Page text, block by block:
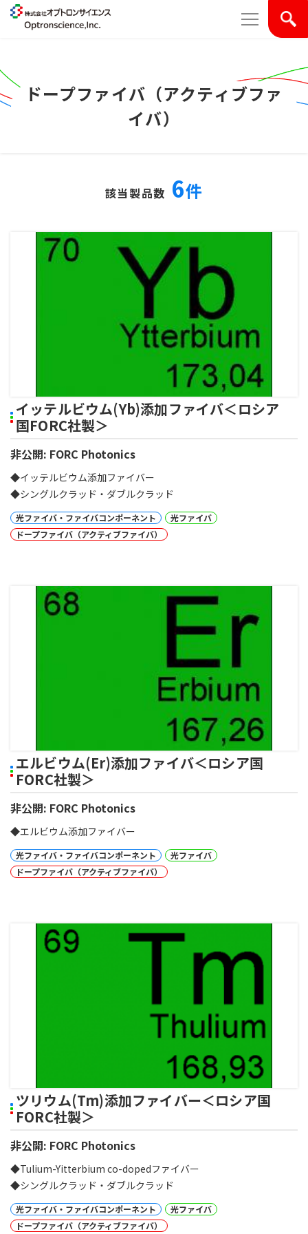
ドープファイバ（アクティブファ
イバ）
該当製品数 6件
イッテルビウム(Yb)添加ファイバ＜ロシア
国FORC社製＞
非公開: FORC Photonics
◆イッテルビウム添加ファイバー
◆シングルクラッド・ダブルクラッド
光ファイバ・ファイバコンポーネント
光ファイバ
ドープファイバ（アクティブファイバ）
エルビウム(Er)添加ファイバ＜ロシア国
FORC社製＞
非公開: FORC Photonics
◆エルビウム添加ファイバー
光ファイバ・ファイバコンポーネント
光ファイバ
ドープファイバ（アクティブファイバ）
ツリウム(Tm)添加ファイバー＜ロシア国
FORC社製＞
非公開: FORC Photonics
◆Tulium-Yitterbium co-dopedファイバー
◆シングルクラッド・ダブルクラッド
光ファイバ・ファイバコンポーネント
光ファイバ
ドープファイバ（アクティブファイバ）